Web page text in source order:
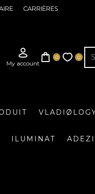
CARRIÈRES
ILUMINAT